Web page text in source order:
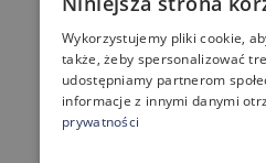
Wykorzystujemy pliki cookie,
także, żeby spersonalizować
udostępniamy partnerom
informacje z innymi danymi
prywatności